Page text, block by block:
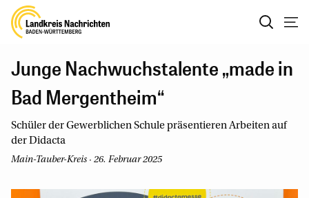
Junge Nachwuchstalente „made in
Bad Mergentheim“
Schüler der Gewerblichen Schule präsentieren Arbeiten auf
der Didacta
Main-Tauber-Kreis · 26. Februar 2025